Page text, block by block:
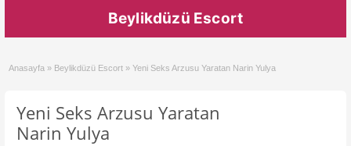
Beylikdüzü Escort
Anasayfa » Beylikdüzü Escort » Yeni Seks Arzusu Yaratan Narin Yulya
Yeni Seks Arzusu Yaratan
Narin Yulya